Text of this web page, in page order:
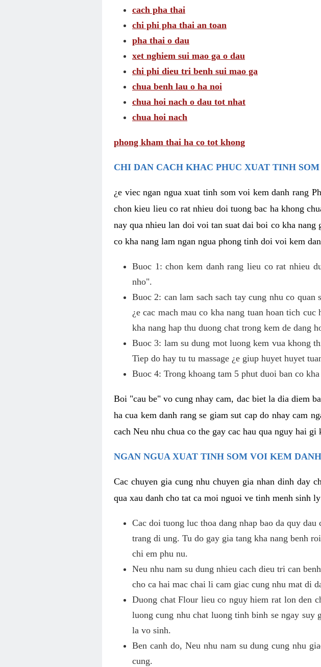
cach pha thai
chi phi pha thai an toan
pha thai o dau
xet nghiem sui mao ga o dau
chi phi dieu tri benh sui mao ga
chua benh lau o ha noi
chua hoi nach o dau tot nhat
chua hoi nach
phong kham thai ha co tot khong
CHI DAN CACH KHAC PHUC XUAT TINH
¿e viec ngan ngua xuat tinh som voi kem danh rang
chon kieu lieu co rat nhieu doi tuong bac ha khong
nay qua nhieu lan doi voi tan suat dai boi co kha nang
co kha nang lam ngan ngua phong tinh doi voi kem
Buoc 1: chon kem danh rang lieu co rat nhieu
nho".
Buoc 2: can lam sach sach tay cung nhu co
¿e cac mach mau co kha nang tuan hoan tich
kha nang hap thu duong chat trong kem de dang
Buoc 3: lam su dung mot luong kem vua khong
Tiep do hay tu tu massage ¿e giup huyet huyet
Buoc 4: Trong khoang tam 5 phut duoi ban co
Boi "cau be" vo cung nhay cam, dac biet la dia diem
ha cua kem danh rang se giam sut cap do nhay cam
cach Neu nhu chua co the gay cac hau qua nguy hai gi
NGAN NGUA XUAT TINH SOM VOI KEM
Cac chuyen gia cung nhu chuyen gia nhan dinh day
qua xau danh cho tat ca moi nguoi ve tinh menh sinh
Cac doi tuong luc thoa dang nhap bao da quy
trang di ung. Tu do gay gia tang kha nang benh
chi em phu nu.
Neu nhu nam su dung nhieu cach dieu tri can
cho ca hai mac chai li cam giac cung nhu mat di
Duong chat Flour lieu co nguy hiem rat lon den
luong cung nhu chat luong tinh binh se ngay suy
la vo sinh.
Ben canh do, Neu nhu nam su dung cung nhu
cung.